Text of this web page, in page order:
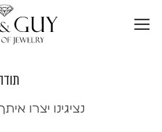
נציגינו יצרו